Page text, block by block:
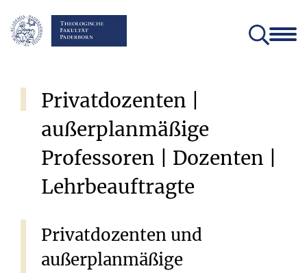
Privatdozenten
außerplanmäßige
Professoren
Dozenten
Lehrbeauftragte
Privatdozenten und
außerplanmäßige